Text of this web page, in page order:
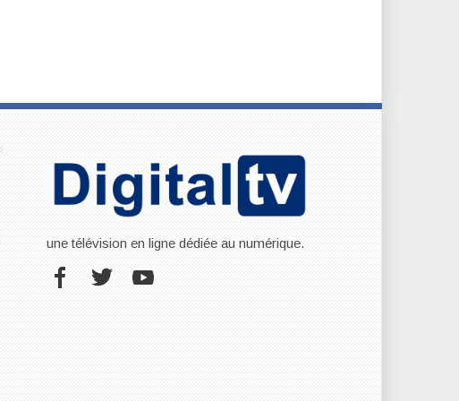
une télévision en ligne dédiée au numérique.